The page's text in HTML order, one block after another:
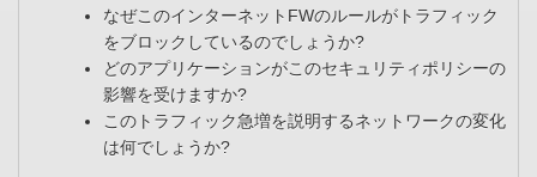
なぜこのインターネットFWのルールがトラフィック
をブロックしているのでしょうか?​
どのアプリケーションがこのセキュリティポリシーの
影響を受けますか?​
このトラフィック急増を説明するネットワークの変化
は何でしょうか?​